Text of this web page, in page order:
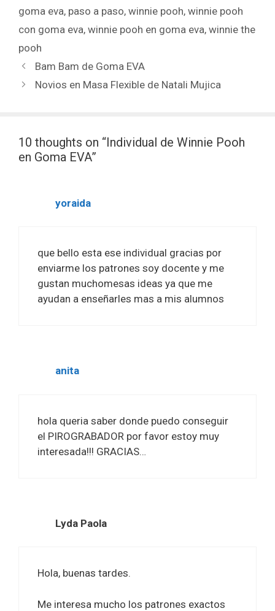
goma eva, paso a paso, winnie pooh, winnie pooh
con goma eva, winnie pooh en goma eva, winnie the
pooh
Bam Bam de Goma EVA
Novios en Masa Flexible de Natali Mujica
10 thoughts on “Individual de Winnie Pooh
en Goma EVA”
yoraida
que bello esta ese individual gracias por
enviarme los patrones soy docente y me
gustan muchomesas ideas ya que me
ayudan a enseñarles mas a mis alumnos
anita
hola queria saber donde puedo conseguir
el PIROGRABADOR por favor estoy muy
interesada!!! GRACIAS…
Lyda Paola
Hola, buenas tardes.
Me interesa mucho los patrones exactos